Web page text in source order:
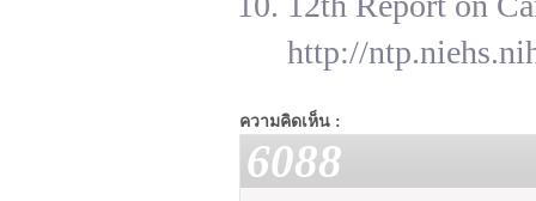
http://
ความคิดเห็น :
6088